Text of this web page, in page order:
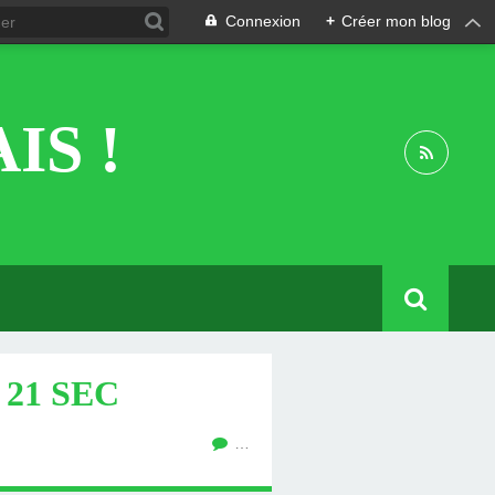
Connexion + Créer mon blog
!
SEC
…